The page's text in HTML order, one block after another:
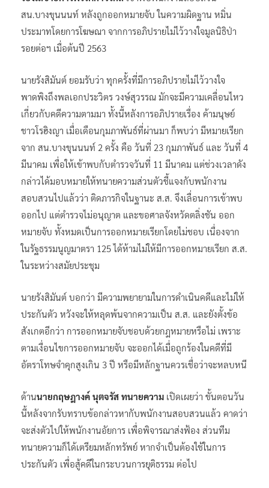
สน.บางขุนนนท์ หลังถูกออกหมายจับ ในความผิดฐาน หมิ่น
ประมาทโดยการโฆษณา จากการอภิปรายไม่ไว้วางใจมูลนิธิป่า
รอยต่อฯ เมื่อต้นปี 2563
นายรังสิมันต์ ยอมรับว่า ทุกครั้งที่มีการอภิปรายไม่ไว้วางใจ
พาดพิงถึงพลเอกประวิตร วงษ์สุวรรณ มักจะมีความเคลื่อนไหว
เกี่ยวกับคดีความตามมา ทั้งนี้หลังการอภิปรายเรื่อง ค้ามนุษย์
ชาวโรฮิงญา เมื่อเดือนกุมภาพันธ์​ที่ผ่านมา ก็พบว่า มีหมายเรียก
จาก สน.​บางขุนนนท์​ 2 ครั้ง คือ วันที่ 23 กุมภาพันธ์ และ วันที่ 4
มีนาคม เพื่อให้เข้าพบกับตำรวจวันที่ 11 มีนาคม แต่ช่วงเวลาดัง
กล่าวได้มอบหมายให้ทนายความส่วนตัวชี้แจงกับพนักงาน
สอบสวนไปแล้วว่า ติดภารกิจในฐานะ ส.ส. จึงเลื่อนการเข้าพบ
ออกไป แต่ตำรวจไม่อนุญาต และขอศาลจังหวัดตลิ่งชัน ออก
หมายจับ ทั้งหมดเป็นการออกหมายเรียกโดยไม่ชอบ เนื่องจาก
ในรัฐธรรมนูญมาตรา 125 ได้ห้ามไม่ให้มีการออกหมายเรียก ส.ส.
ในระหว่างสมัยประชุม
นายรังสิมันต์ บอกว่า มีความพยายามในการดำเนินคดีและไม่ให้
ประกันตัว หวังจะให้หลุดพ้นจากความเป็น ส.ส. และยังตั้งข้อ
สังเกตอีกว่า การออกหมายจับชอบด้วยกฎหมายหรือไม่ เพราะ
ตามเงื่อนไขการออกหมายจับ จะออกได้เมื่อถูกร้องในคดีที่มี
อัตราโทษจำคุกสูงเกิน 3 ปี หรือมีหลักฐานควรเชื่อว่าจะหลบหนี
ด้านนายกฤษฎางค์ นุตจรัส ทนายความ เปิดเผยว่า ขั้นตอนวัน
นี้หลังจากรับทราบข้อกล่าวหากับพนักงานสอบสวนแล้ว คาดว่า
จะส่งตัวไปให้พนักงานอัยการ เพื่อพิจารณาส่งฟ้อง ส่วนทีม
ทนายความก็ได้เตรียมหลักทรัพย์ หากจำเป็นต้องใช้ในการ
ประกันตัว เพื่อสู้คดีในกระบวนการยุติธรรม ต่อไป